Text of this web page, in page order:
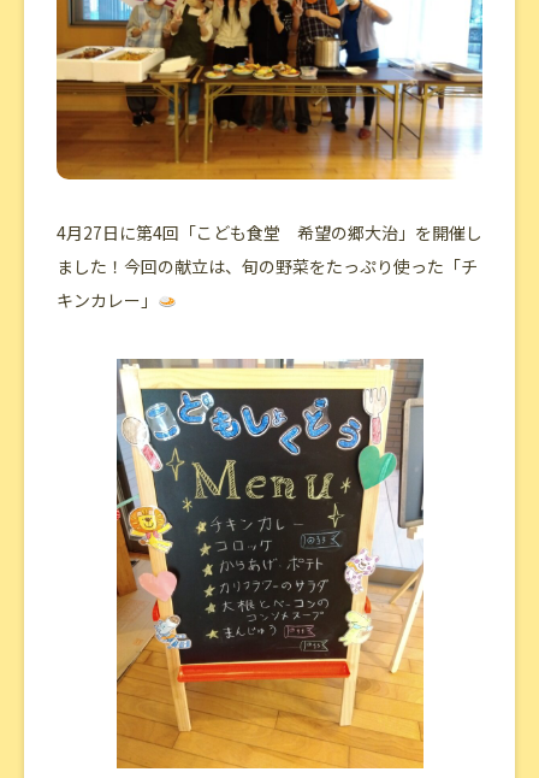
4月27日に第4回「こども食堂 希望の郷大治」を開催し
ました！今回の献立は、旬の野菜をたっぷり使った「チ
キンカレー」